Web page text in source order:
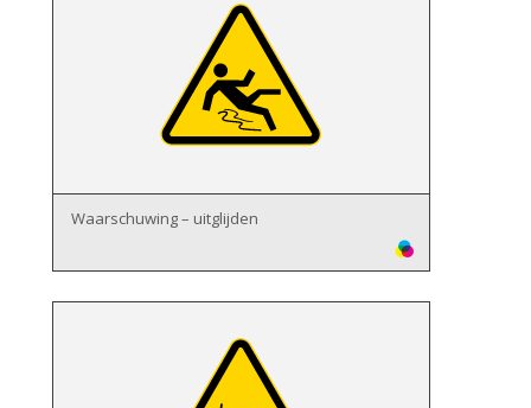
Waarschuwing – uitglijden